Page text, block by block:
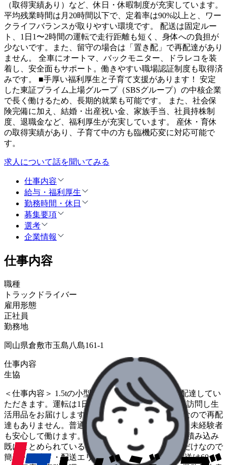
（取得実績あり）など、休日・休暇制度が充実しています。
平均残業時間は月20時間以下で、定着率は90%以上と、ワー
クライフバランスが取りやすい環境です。 配送は固定ルー
ト、1日1〜2時間の運転で走行距離も短く、身体への負担が
少ないです。また、留守の場合は「置き配」で再配達があり
ません。 全車にオートマ、バックモニター、ドラレコを装
着し、安全面もサポート。働きやすい職場認証制度も取得済
みです。 ■手厚い福利厚生と子育て支援があります！ 安定
した東証プライム上場グループ（SBSグループ）の中核企業
で長く働けるため、長期的就業も可能です。 また、社会保
険完備に加え、結婚・出産祝い金、家族手当、社員持株制
度、退職金など、福利厚生が充実しています。 産休・育休
の取得実績があり、子育て中の方も臨機応変に対応可能で
す。
求人について話を聞いてみる
仕事内容
給与・福利厚生
勤務時間・休日
募集要項
選考
企業情報
仕事内容
職種
トラックドライバー
雇用形態
正社員
勤務地
岡山県倉敷市玉島八島161-1
仕事内容
生協
＜仕事内容＞ 1.5tの小型トラックで生協の商品を配達してい
ただきます。運転は1日1～2時間ほどで同じお宅を訪問し生
活用品をお届けします。留守の場合は「置き配」なので再配
達もありません。普通免許可に加え、研修もあり、未経験者
も安心して働けます。 ＜お仕事の流れ＞ ・荷物の積み込み
既にまとめられている荷物をトラックに積み込むだけなので
簡単・配達・・配送エリア&ルート固定、1日の配送は60～